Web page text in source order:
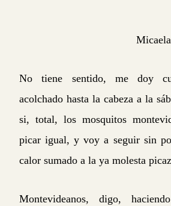
No tiene sentido, me doy
acolchado hasta la cabeza a la
si, total, los mosquitos
picar igual, y voy a seguir sin
calor sumado a la ya molesta
Montevideanos, digo,